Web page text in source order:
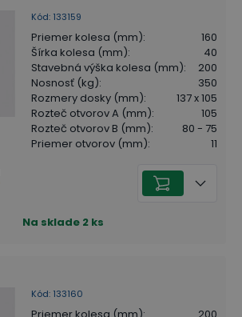
Kód: 133159
Priemer kolesa (mm):
160
Šírka kolesa (mm):
40
Stavebná výška kolesa (mm):
200
Nosnosť (kg):
350
Rozmery dosky (mm):
137 x 105
Rozteč otvorov A (mm):
105
Rozteč otvorov B (mm):
80 - 75
Priemer otvorov (mm): 11
Na sklade 2 ks
Kód: 133160
Priemer kolesa (mm): 200